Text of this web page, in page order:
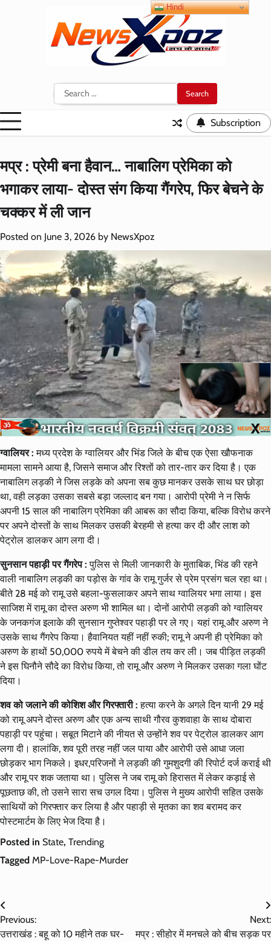
Search
for:
Subscription
मप्र : प्रेमी बना हैवान… नाबालिग प्रेमिका को
भगाकर लाया- दोस्त संग किया गैंगरेप, फिर बेचने के
चक्कर में ली जान
Posted on June 3, 2026 by NewsXpoz
ग्वालियर : मध्य प्रदेश के ग्वालियर और भिंड जिले के बीच एक ऐसा खौफनाक
मामला सामने आया है, जिसने समाज और रिश्तों को तार-तार कर दिया है। एक
नाबालिग लड़की ने जिस लड़के को अपना सब कुछ मानकर उसके साथ घर छोड़ा
था, वही लड़का उसका सबसे बड़ा जल्लाद बन गया। आरोपी प्रेमी ने न सिर्फ
अपनी 15 साल की नाबालिग प्रेमिका की आबरू का सौदा किया, बल्कि विरोध करने
पर अपने दोस्तों के साथ मिलकर उसकी बेरहमी से हत्या कर दी और लाश को
पेट्रोल डालकर आग लगा दी।
सुनसान पहाड़ी पर गैंगरेप : पुलिस से मिली जानकारी के मुताबिक, भिंड की रहने
वाली नाबालिग लड़की का पड़ोस के गांव के रामू गुर्जर से प्रेम प्रसंग चल रहा था।
बीते 28 मई को रामू उसे बहला-फुसलाकर अपने साथ ग्वालियर भगा लाया। इस
साजिश में रामू का दोस्त अरुण भी शामिल था। दोनों आरोपी लड़की को ग्वालियर
के जनकगंज इलाके की सुनसान गुप्तेश्वर पहाड़ी पर ले गए। यहां रामू और अरुण ने
उसके साथ गैंगरेप किया। हैवानियत यहीं नहीं रुकी; रामू ने अपनी ही प्रेमिका को
अरुण के हाथों 50,000 रुपये में बेचने की डील तय कर ली। जब पीड़ित लड़की
ने इस घिनौने सौदे का विरोध किया, तो रामू और अरुण ने मिलकर उसका गला घोंट
दिया।
शव को जलाने की कोशिश और गिरफ्तारी :हत्या करने के अगले दिन यानी 29 मई
को रामू अपने दोस्त अरुण और एक अन्य साथी गौरव कुशवाहा के साथ दोबारा
पहाड़ी पर पहुंचा। सबूत मिटाने की नीयत से उन्होंने शव पर पेट्रोल डालकर आग
लगा दी। हालांकि, शव पूरी तरह नहीं जल पाया और आरोपी उसे आधा जला
छोड़कर भाग निकले। इधर,परिजनों ने लड़की की गुमशुदगी की रिपोर्ट दर्ज कराई थी
और रामू पर शक जताया था। पुलिस ने जब रामू को हिरासत में लेकर कड़ाई से
पूछताछ की, तो उसने सारा सच उगल दिया। पुलिस ने मुख्य आरोपी सहित उसके
साथियों को गिरफ्तार कर लिया है और पहाड़ी से मृतका का शव बरामद कर
पोस्टमार्टम के लिए भेज दिया है।
Posted in State, Trending
Tagged MP-Love-Rape-Murder
Post
navigation
Previous:
उत्तराखंड : बहू को 10 महीने तक घर-
Next:
मप्र : सीहोर में मनचले को बीच सड़क पर
Hindi